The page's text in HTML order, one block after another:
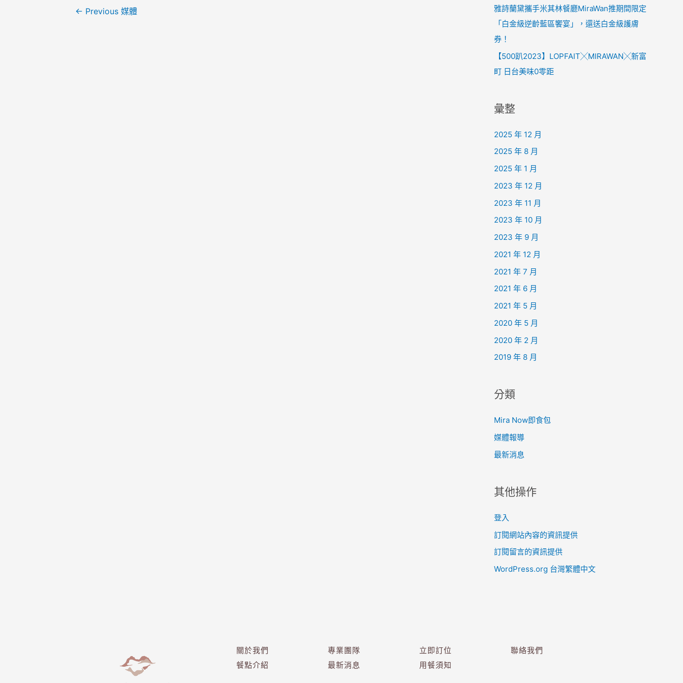
← Previous 媒體
雅詩蘭黛攜手米其林餐廳MiraWan推期間限定
「白金級逆齡藍區饗宴」，還送白金級護膚
券！
【500趴2023】LOPFAIT╳MIRAWAN╳新富
町 日台美味0零距
彙整
2025 年 12 月
2025 年 8 月
2025 年 1 月
2023 年 12 月
2023 年 11 月
2023 年 10 月
2023 年 9 月
2021 年 12 月
2021 年 7 月
2021 年 6 月
2021 年 5 月
2020 年 5 月
2020 年 2 月
2019 年 8 月
分類
Mira Now即食包
媒體報導
最新消息
其他操作
登入
訂閱網站內容的資訊提供
訂閱留言的資訊提供
WordPress.org 台灣繁體中文
關於我們
餐點介紹
專業團隊
最新消息
立即訂位
用餐須知
聯絡我們